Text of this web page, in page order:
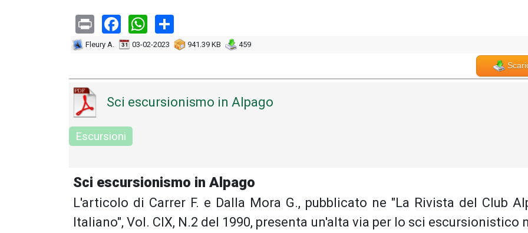
PrintFacebook
WhatsApp
Fleury A. 03-02-2023 941.39 KB 459
Sci escursionismo in Alpago
Escursioni
Sci escursionismo in Alpago
L'articolo di Carrer F. e Dalla Mora G., pubblicato ne "La Rivista del Club
Italiano", Vol. CIX, N.2 del 1990, presenta un'alta via per lo sci escursionistico